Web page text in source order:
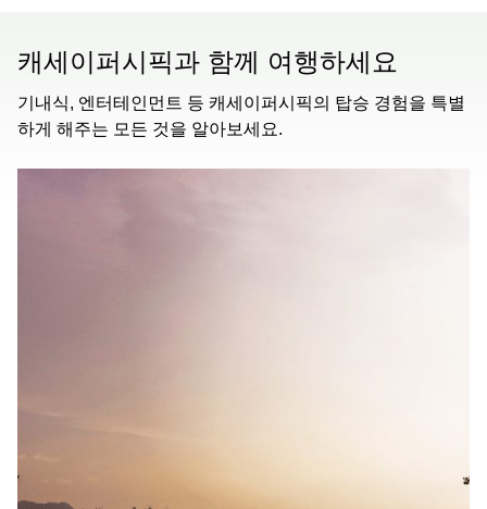
캐세이퍼시픽과 함께 여행하세요
기내식, 엔터테인먼트 등 캐세이퍼시픽의 탑승 경험을 특별
하게 해주는 모든 것을 알아보세요.